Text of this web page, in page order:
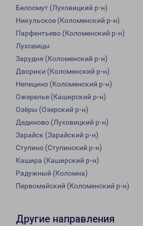
Белоомут (Луховицкий р-н)
Никульское (Коломенский р-н)
Парфентьево (Коломенский р-н)
Луховицы
Зарудня (Коломенский р-н)
Дворики (Коломенский р-н)
Непецино (Коломенский р-н)
Ожерелье (Каширский р-н)
Озёры (Озерский р-н)
Дединово (Луховицкий р-н)
Зарайск (Зарайский р-н)
Ступино (Ступинский р-н)
Кашира (Каширский р-н)
Радужный (Коломна)
Первомайский (Коломенский р-н)
Другие направления